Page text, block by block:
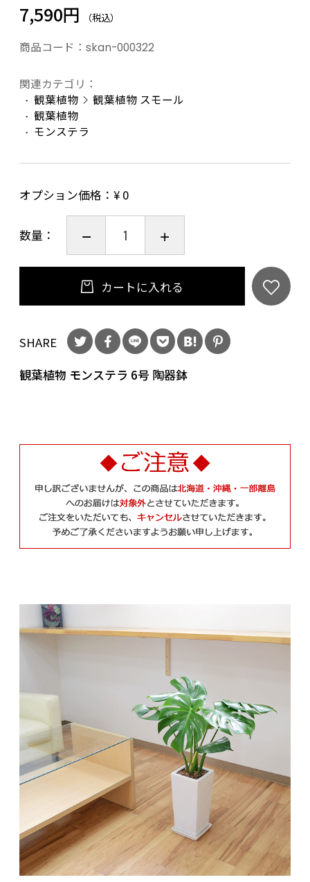
7,590円 （税込）
商品コード： skan-000322
関連カテゴリ：
観葉植物
観葉植物 スモール
観葉植物
モンステラ
オプション価格：¥ 0
数量：
カートに入れる
SHARE
観葉植物 モンステラ 6号 陶器鉢